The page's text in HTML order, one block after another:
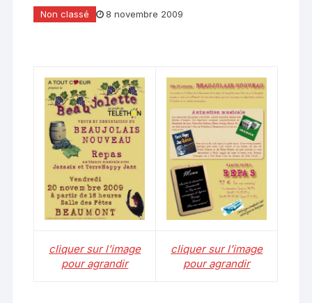
Non classé 8 novembre 2009
cliquer sur l’image
pour agrandir
cliquer sur l’image
pour agrandir